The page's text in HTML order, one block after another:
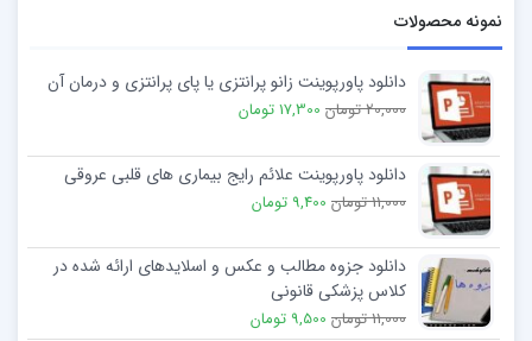
نمونه محصولات
دانلود پاورپوینت زانو پرانتزی یا پای پرانتزی و درمان آن
20,000 تومان 17,300 تومان
دانلود پاورپوینت علائم رایج بیماری های قلبی عروقی
11,000 تومان 9,400 تومان
دانلود جزوه مطالب و عکس و اسلایدهای ارائه شده در
کلاس پزشکی قانونی
11,000 تومان 9,500 تومان